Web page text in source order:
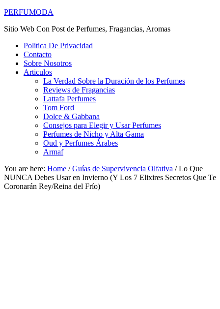
PERFUMODA
Sitio Web Con Post de Perfumes, Fragancias, Aromas
Politica De Privacidad
Contacto
Sobre Nosotros
Articulos
La Verdad Sobre la Duración de los Perfumes
Reviews de Fragancias
Lattafa Perfumes
Tom Ford
Dolce & Gabbana
Consejos para Elegir y Usar Perfumes
Perfumes de Nicho y Alta Gama
Oud y Perfumes Árabes
Armaf
You are here: Home / Guías de Supervivencia Olfativa /Lo Que
NUNCA Debes Usar en Invierno (Y Los 7 Elixires Secretos Que Te
Coronarán Rey/Reina del Frío)